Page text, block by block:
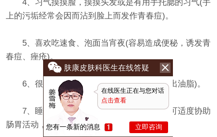
4、习气摸摸脸，摸摸头发或是有用手托腮的习气(手
上的污垢经常会因而沾到脸上而发作青春痘)。
5、喜欢吃速食、泡面当宵夜(容易造成便秘，诱发青
春痘、痤疮)。
6、很少喝水(肌肤缺水自然会刺激毛孔排出油脂)。
7、睡前不做柔软体操(睡前做些扩展运动可适度协助
肠胃活动，促进推陈出新，协助排出毒素)。
肤康皮肤科医生在线答疑
在线医生正在与您对话
点击查看
您有一条新的消息 立即咨询